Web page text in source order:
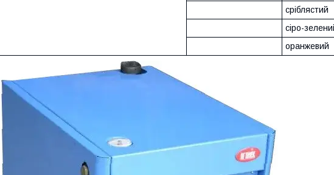
сріблястий
сіро-
оранжевий